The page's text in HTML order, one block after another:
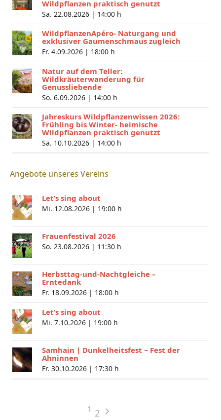
Wildpflanzen praktisch genutzt
Sa. 22.08.2026 | 14:00 h
WildpflanzenApéro- Naturgang und
exklusiver Gaumenschmaus zugleich
Fr. 4.09.2026 | 18:00 h
Natur auf dem Teller:
Wildkräuterwanderung für
Genussliebende
So. 6.09.2026 | 14:00 h
Jahreskurs Wildpflanzenwissen 2026:
Frühling bis Winter- heimische
Wildpflanzen praktisch genutzt
Sa. 10.10.2026 | 14:00 h
Angebote unseres Vereins
Let’s sing about
Mi. 12.08.2026 | 19:00 h
Frauenfestival 2026
So. 23.08.2026 | 11:30 h
Herbsttag-und-Nachtgleiche –
Erntedank
Fr. 18.09.2026 | 18:00 h
Let’s sing about
Mi. 7.10.2026 | 19:00 h
Samhain | Dunkelheitsfest − Fest der
Ahninnen
Fr. 30.10.2026 | 17:30 h
1 2